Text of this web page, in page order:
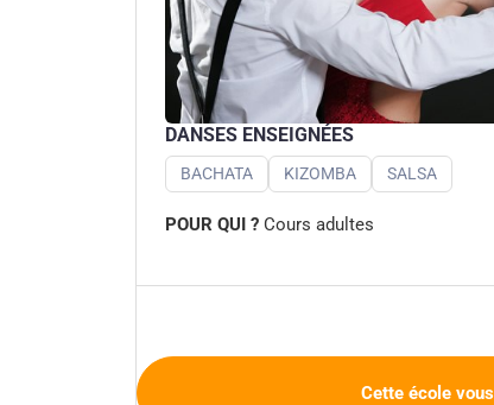
DANSES ENSEIGNÉES
BACHATA KIZOMBA SALSA
POUR QUI ? Cours adultes
Cette école